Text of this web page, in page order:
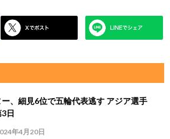
ー、細見6位で五輪代表逃す アジア選手
日
年4月20日